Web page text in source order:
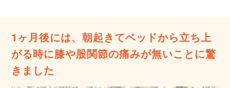
1ヶ月後には、朝起きてベッドから立ち上
がる時に膝や股関節の痛みが無いことに驚
きました